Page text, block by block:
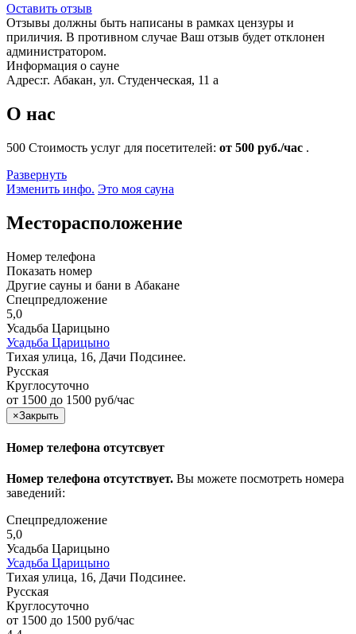
Оставить отзыв
Отзывы должны быть написаны в рамках цензуры и
приличия. В противном случае Ваш отзыв будет отклонен
администратором.
Информация о сауне
Адрес:г. Абакан, ул. Студенческая, 11 а
О нас
500 Стоимость услуг для посетителей: от 500 руб./час .
Развернуть
Изменить инфо. Это моя сауна
Месторасположение
Номер телефона
Показать номер
Другие сауны и бани в Абакане
Спецпредложение
5,0
Усадьба Царицыно
Усадьба Царицыно
Тихая улица, 16, Дачи Подсинее.
Русская
Круглосуточно
от 1500 до 1500 руб/час
×Закрыть
Номер телефона отсутсвует
Номер телефона отсутствует. Вы можете посмотреть номера
заведений:
Спецпредложение
5,0
Усадьба Царицыно
Усадьба Царицыно
Тихая улица, 16, Дачи Подсинее.
Русская
Круглосуточно
от 1500 до 1500 руб/час